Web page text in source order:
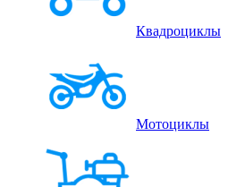
Квадроциклы
Мотоциклы